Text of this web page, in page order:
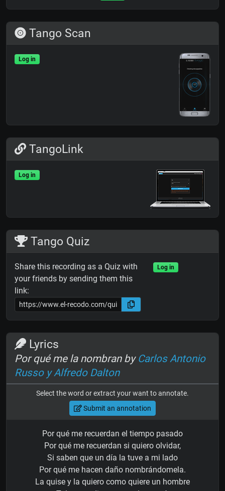
Tango Scan
Log in
TangoLink
Log in
Tango Quiz
Share this recording as a Quiz with
your friends by sending them this
link:
Log in
Lyrics
Por qué me la nombran by Carlos Antonio
Russo y Alfredo Dalton
Select the word or extract your want to annotate.
Submit an annotation
Por qué me recuerdan el tiempo pasado
Por qué me recuerdan si quiero olvidar,
Si saben que un día la tuve a mi lado
Por qué me hacen daño nombrándomela.
La quise y la quiero como quiere un hombre